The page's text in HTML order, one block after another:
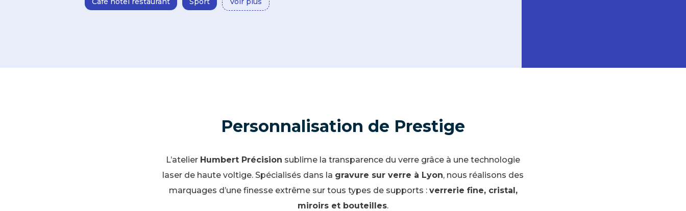
Personnalisation de Prestige
L’atelier Humbert Précision sublime la transparence du verre grâce à une technologie
laser de haute voltige. Spécialisés dans la gravure sur verre à Lyon, nous réalisons des
marquages d’une finesse extrême sur tous types de supports : verrerie fine, cristal,
miroirs et bouteilles.